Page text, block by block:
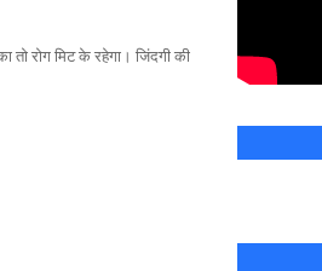
रोग मिट के रहेगा। जिंदगी की